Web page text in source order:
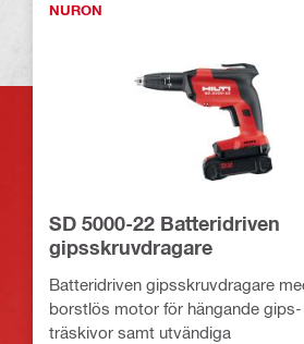
NURON
SD 5000-22 Batteridriven
gipsskruvdragare
Batteridriven gipsskruvdragare
borstlös motor för hängande
träskivor samt utvändiga